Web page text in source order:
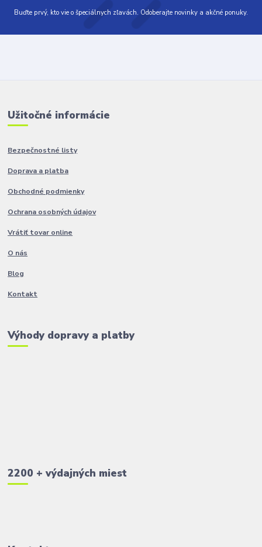
Buďte prvý, kto vie o špeciálnych zľavách. Odoberajte novinky a akčné ponuky.
Užitočné informácie
Bezpečnostné listy
Doprava a platba
Obchodné podmienky
Ochrana osobných údajov
Vrátiť tovar online
O nás
Blog
Kontakt
Výhody dopravy a platby
2200 + výdajných miest